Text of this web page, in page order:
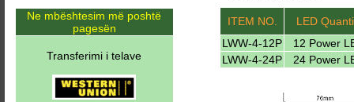
ITEM NO.
LED
LWW-4-12P
12 Power
LWW-4-24P
24 Power
Ne mbështesim më poshtë
pagesën
Transferimi i telave